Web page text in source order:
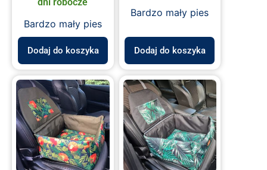
Bardzo mały pies
Dodaj do koszyka
Bardzo mały pies
Dodaj do koszyka